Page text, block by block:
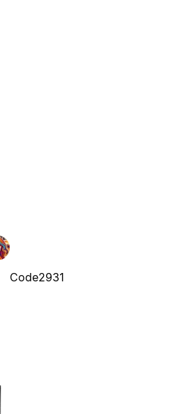
Code2931